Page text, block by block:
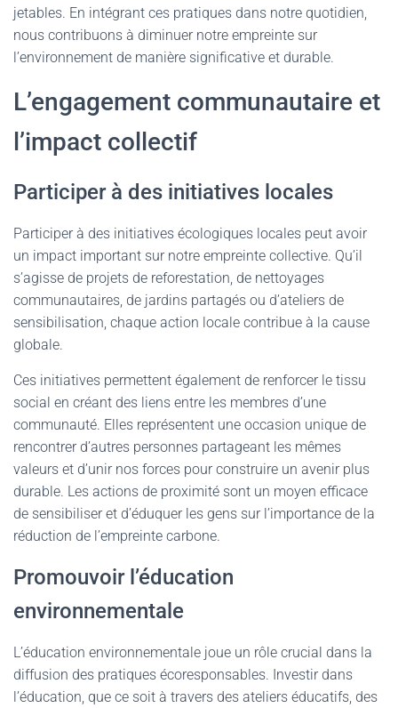
jetables. En intégrant ces pratiques dans notre quotidien,
nous contribuons à diminuer notre empreinte sur
l’environnement de manière significative et durable.
L’engagement communautaire et
l’impact collectif
Participer à des initiatives locales
Participer à des initiatives écologiques locales peut avoir
un impact important sur notre empreinte collective. Qu’il
s’agisse de projets de reforestation, de nettoyages
communautaires, de jardins partagés ou d’ateliers de
sensibilisation, chaque action locale contribue à la cause
globale.
Ces initiatives permettent également de renforcer le tissu
social en créant des liens entre les membres d’une
communauté. Elles représentent une occasion unique de
rencontrer d’autres personnes partageant les mêmes
valeurs et d’unir nos forces pour construire un avenir plus
durable. Les actions de proximité sont un moyen efficace
de sensibiliser et d’éduquer les gens sur l’importance de la
réduction de l’empreinte carbone.
Promouvoir l’éducation
environnementale
L’éducation environnementale joue un rôle crucial dans la
diffusion des pratiques écoresponsables. Investir dans
l’éducation, que ce soit à travers des ateliers éducatifs, des